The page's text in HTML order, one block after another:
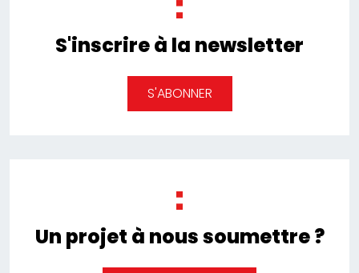
S'inscrire à la newsletter
S'ABONNER
Un projet à nous soumettre ?